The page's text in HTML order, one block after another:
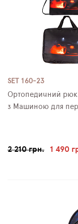
SET 160-23
Ортопедичний
з Машиною для
2 210 грн. 1 490